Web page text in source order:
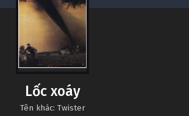
Lốc xoáy
Tên khác: Twister